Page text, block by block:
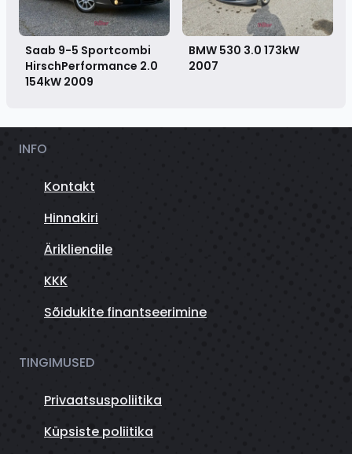
Saab 9-5 Sportcombi
HirschPerformance 2.0
154kW 2009
BMW 530 3.0 173kW
2007
INFO
Kontakt
Hinnakiri
Ärikliendile
KKK
Sõidukite finantseerimine
TINGIMUSED
Privaatsuspoliitika
Küpsiste poliitika